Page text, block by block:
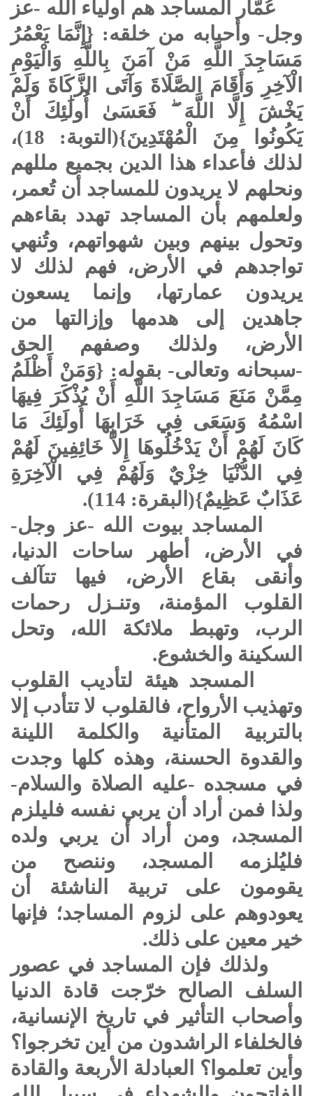
عُمّار المساجد هم أولياء الله -عز
وجل- وأحبابه من خلقه: {إِنَّمَا يَعْمُرُ
مَسَاجِدَ اللَّهِ مَنْ آمَنَ بِاللَّهِ وَالْيَوْمِ
الْآخِرِ وَأَقَامَ الصَّلَاةَ وَآتَى الزَّكَاةَ وَلَمْ
يَخْشَ إِلَّا اللَّهَ ۖ فَعَسَىٰ أُولَٰئِكَ أَنْ
يَكُونُوا مِنَ الْمُهْتَدِينَ}(التوبة: 18)،
لذلك فأعداء هذا الدين بجميع مللهم
ونحلهم لا يريدون للمساجد أن تُعمر،
ولعلمهم بأن المساجد تهدد بقاءهم
وتحول بينهم وبين شهواتهم، وتُنهي
تواجدهم في الأرض، فهم لذلك لا
يريدون عمارتها، وإنما يسعون
جاهدين إلى هدمها وإزالتها من
الأرض، ولذلك وصفهم الحق
-سبحانه وتعالى- بقوله: {وَمَنْ أَظْلَمُ
مِمَّنْ مَنَعَ مَسَاجِدَ اللَّهِ أَنْ يُذْكَرَ فِيهَا
اسْمُهُ وَسَعَى فِي خَرَابِهَا أُولَئِكَ مَا
كَانَ لَهُمْ أَنْ يَدْخُلُوهَا إِلاَّ خَائِفِينَ لَهُمْ
فِي الدُّنْيَا خِزْيٌ وَلَهُمْ فِي الْآخِرَةِ
عَذَابٌ عَظِيمٌ}(البقرة: 114).
المساجد بيوت الله -عز وجل-
في الأرض، أطهر ساحات الدنيا،
وأنقى بقاع الأرض، فيها تتآلف
القلوب المؤمنة، وتنـزل رحمات
الرب، وتهبط ملائكة الله، وتحل
السكينة والخشوع.
المسجد هيئة لتأديب القلوب
وتهذيب الأرواح، فالقلوب لا تتأدب إلا
بالتربية المتأنية والكلمة اللينة
والقدوة الحسنة، وهذه كلها وجدت
في مسجده -عليه الصلاة والسلام-
ولذا فمن أراد أن يربي نفسه فليلزم
المسجد، ومن أراد أن يربي ولده
فليُلزمه المسجد، وننصح من
يقومون على تربية الناشئة أن
يعودوهم على لزوم المساجد؛ فإنها
خير معين على ذلك.
ولذلك فإن المساجد في عصور
السلف الصالح خرّجت قادة الدنيا
وأصحاب التأثير في تاريخ الإنسانية،
فالخلفاء الراشدون من أين تخرجوا؟
وأين تعلموا؟ العبادلة الأربعة والقادة